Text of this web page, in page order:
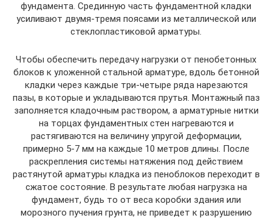
фундамента. Срединную часть фундаментной кладки
усиливают двумя-тремя поясами из металлической или
стеклопластиковой арматуры.
Чтобы обеспечить передачу нагрузки от пенобетонных
блоков к уложенной стальной арматуре, вдоль бетонной
кладки через каждые три-четыре ряда нарезаются
пазы, в которые и укладываются прутья. Монтажный паз
заполняется кладочным раствором, а арматурные нитки
на торцах фундаментных стен нагреваются и
растягиваются на величину упругой деформации,
примерно 5-7 мм на каждые 10 метров длины. После
раскрепления системы натяжения под действием
растянутой арматуры кладка из пеноблоков переходит в
сжатое состояние. В результате любая нагрузка на
фундамент, будь то от веса коробки здания или
морозного пучения грунта, не приведет к разрушению